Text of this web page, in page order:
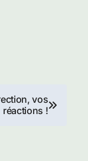
vos
réactions !